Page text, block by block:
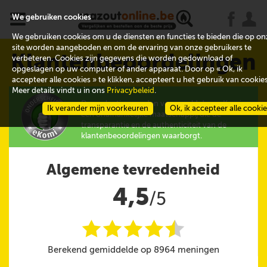
x
Klantenbeoordelingen
De evaluaties worden verzameld door eKomi,
een onafhankelijke maatschappij die de
transparantie en de authenticiteit van de
klantenbeoordelingen waarborgt.
Algemene tevredenheid
4,5/5
iiiii
@
Berekend gemiddelde op 8964 meningen
We gebruiken cookies
We gebruiken cookies om u de diensten en functies te bieden die op
site worden aangeboden en om de ervaring van onze gebruikers te
verbeteren. Cookies zijn gegevens die worden gedownload of
opgeslagen op uw computer of ander apparaat. Door op « Ok, ik
accepteer alle cookies » te klikken, accepteert u het gebruik van
Meer details vindt u in ons Privacybeleid .
Ok, ik accepteer alle
Ik verander mijn voorkeuren